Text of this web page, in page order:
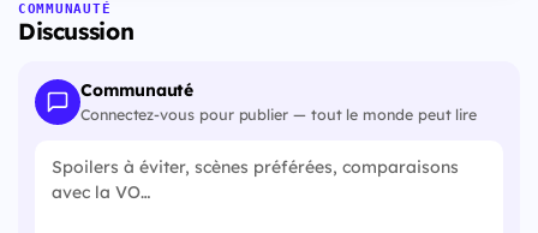
COMMUNAUTÉ
Discussion
Communauté
Connectez-vous pour publier — tout le monde peut lire